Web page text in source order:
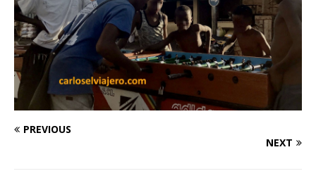
PREVIOUS
NEXT